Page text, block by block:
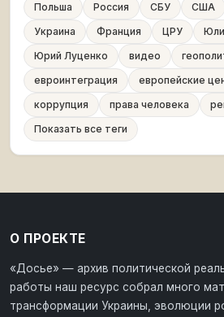
Польша
Россия СБУ США
Украина
Франция ЦРУ
Юрий Луценко
видео
евроинтеграция
европейские
коррупция
права человека
Показать все теги
О ПРОЕКТЕ
«Досье» — архив политической
работы наш ресурс собрал много
трансформации Украины, эволюции